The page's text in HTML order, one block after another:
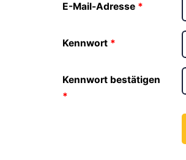
E-Mail-Adresse
Kennwort
Kennwort bestätigen